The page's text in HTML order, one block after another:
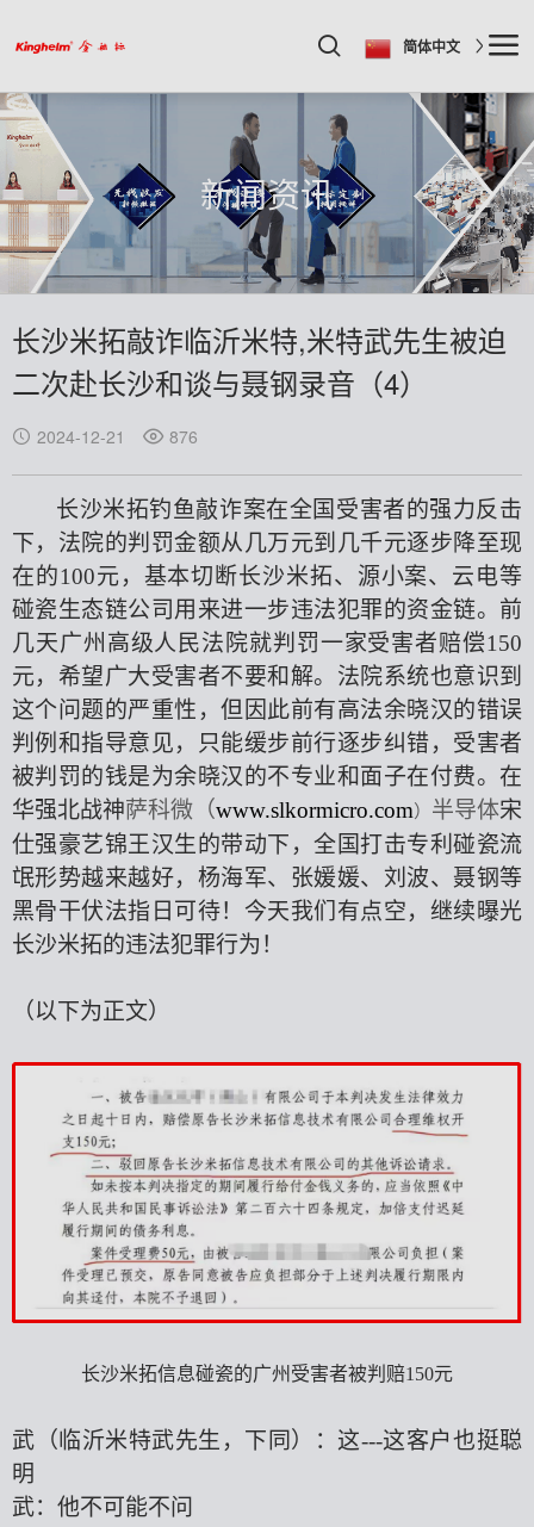
简体中文
新闻资讯
长沙米拓敲诈临沂米特,米特武先生被迫
二次赴长沙和谈与聂钢录音（4）
2024-12-21 876
长沙米拓钓鱼敲诈案在全国受害者的强力反击
下，法院的判罚金额从几万元到几千元逐步降至现
在的100元，基本切断长沙米拓、源小案、云电等
碰瓷生态链公司用来进一步违法犯罪的资金链。前
几天广州高级人民法院就判罚一家受害者赔偿150
元， 希望广大受害者不要和解。法院系统也意识到
这个问题的严重性，但因此前有高法余晓汉的错误
判例和指导意见，只能缓步前行逐步纠错，受害者
被判罚的钱是为余晓汉的不专业和面子在付费。在
华强北战神萨科微（www.slkormicro.com） 半导体宋
仕强豪艺锦王汉生的带动下，全国打击专利碰瓷流
氓形势越来越好，杨海军、张媛媛、刘波、聂钢等
黑骨干伏法指日可待！今天我们有点空，继续曝光
长沙米拓的违法犯罪行为！
（以下为正文）
长沙米拓信息碰瓷的广州受害者被判赔150元
武（临沂米特武先生，下同）：这---这客户也挺聪
明
武：他不可能不问